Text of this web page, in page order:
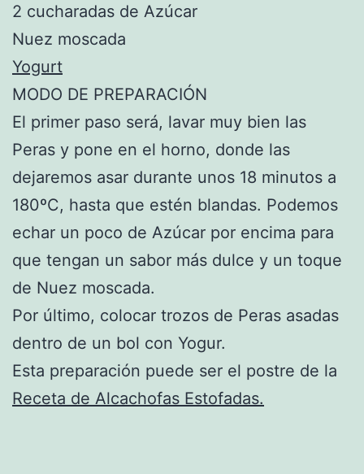
2 cucharadas de Azúcar
Nuez moscada
Yogurt
MODO DE PREPARACIÓN
El primer paso será, lavar muy bien las
Peras y pone en el horno, donde las
dejaremos asar durante unos 18 minutos a
180ºC, hasta que estén blandas. Podemos
echar un poco de Azúcar por encima para
que tengan un sabor más dulce y un toque
de Nuez moscada.
Por último, colocar trozos de Peras asadas
dentro de un bol con Yogur.
Esta preparación puede ser el postre de la
Receta de Alcachofas Estofadas.